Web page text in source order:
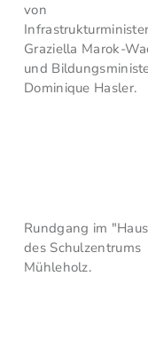
von
Graziella Marok-
und
Dominique Hasler.
Rundgang im
des Schulzentrums
Mühleholz.